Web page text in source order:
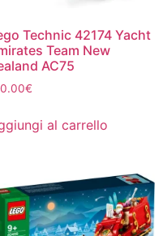
Technic 42174 Yacht
Team New
AC75
€
al carrello